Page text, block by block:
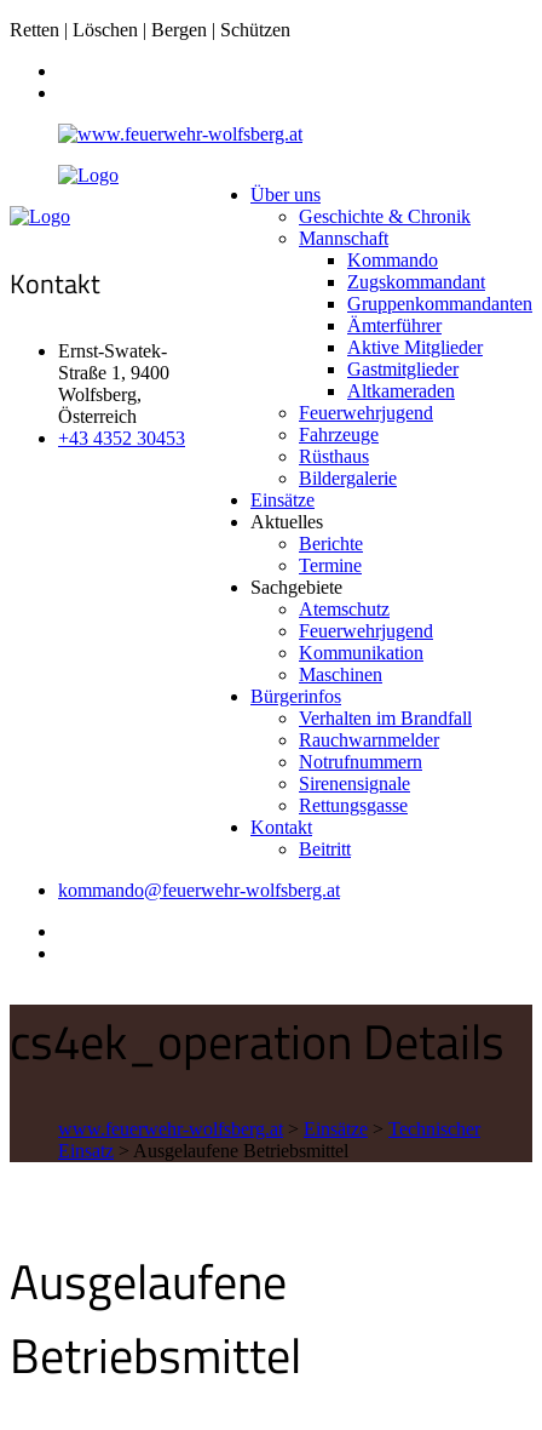
Retten | Löschen | Bergen | Schützen
Über uns
Geschichte & Chronik
Mannschaft
Kommando
Zugskommandant
Gruppenkommandanten
Ämterführer
Aktive Mitglieder
Gastmitglieder
Altkameraden
Feuerwehrjugend
Fahrzeuge
Rüsthaus
Bildergalerie
Einsätze
Aktuelles
Berichte
Termine
Sachgebiete
Atemschutz
Feuerwehrjugend
Kommunikation
Maschinen
Bürgerinfos
Verhalten im Brandfall
Rauchwarnmelder
Notrufnummern
Sirenensignale
Rettungsgasse
Kontakt
Beitritt
Kontakt
Ernst-Swatek-
Straße 1, 9400
Wolfsberg,
Österreich
+43 4352 30453
kommando@feuerwehr-wolfsberg.at
cs4ek_operation Details
www.feuerwehr-wolfsberg.at > Einsätze > Technischer
Einsatz > Ausgelaufene Betriebsmittel
Ausgelaufene
Betriebsmittel